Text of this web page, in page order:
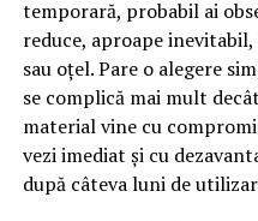
temporară, probabil ai
reduce, aproape
sau oțel. Pare o alegere
se complică mai mult
material vine cu
vezi imediat și cu
după câteva luni de